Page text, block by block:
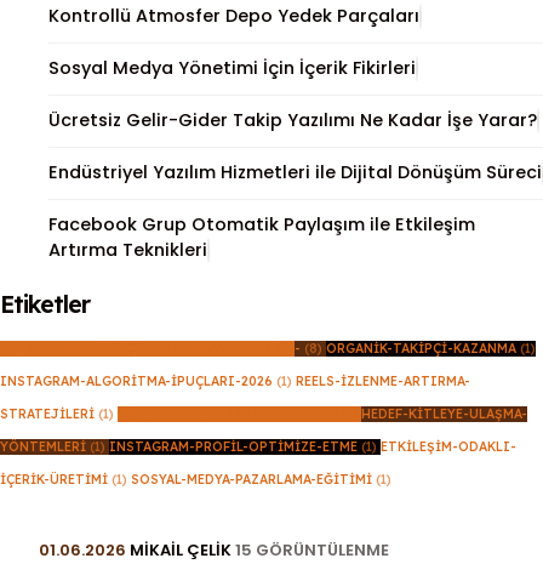
Kontrollü Atmosfer Depo Yedek Parçaları
Sosyal Medya Yönetimi İçin İçerik Fikirleri
Ücretsiz Gelir-Gider Takip Yazılımı Ne Kadar İşe Yarar?
Endüstriyel Yazılım Hizmetleri ile Dijital Dönüşüm Süreci
Facebook Grup Otomatik Paylaşım ile Etkileşim
Artırma Teknikleri
Etiketler
- (8) ORGANIK-TAKIPÇI-KAZANMA (1)
INSTAGRAM-ALGORITMA-İPUÇLARI-2026 (1) REELS-İZLENME-ARTIRMA-
STRATEJILERI (1) HEDEF-KITLEYE-ULAŞMA-
YÖNTEMLERI (1) INSTAGRAM-PROFIL-OPTIMIZE-ETME (1) ETKILEŞIM-ODAKLI-
İÇERIK-ÜRETIMI (1) SOSYAL-MEDYA-PAZARLAMA-EĞITIMI (1)
01.06.2026 MIKAIL ÇELIK15 GÖRÜNTÜLENME